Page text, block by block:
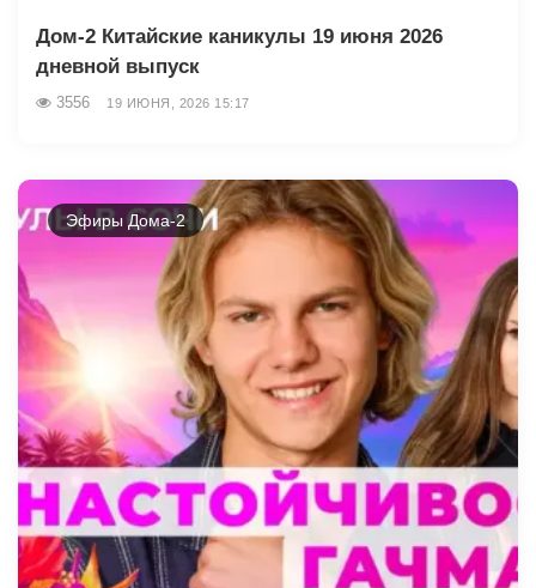
Дом-2 Китайские каникулы 19 июня 2026
дневной выпуск
3556 19 ИЮНЯ, 2026 15:17
Эфиры Дома-2